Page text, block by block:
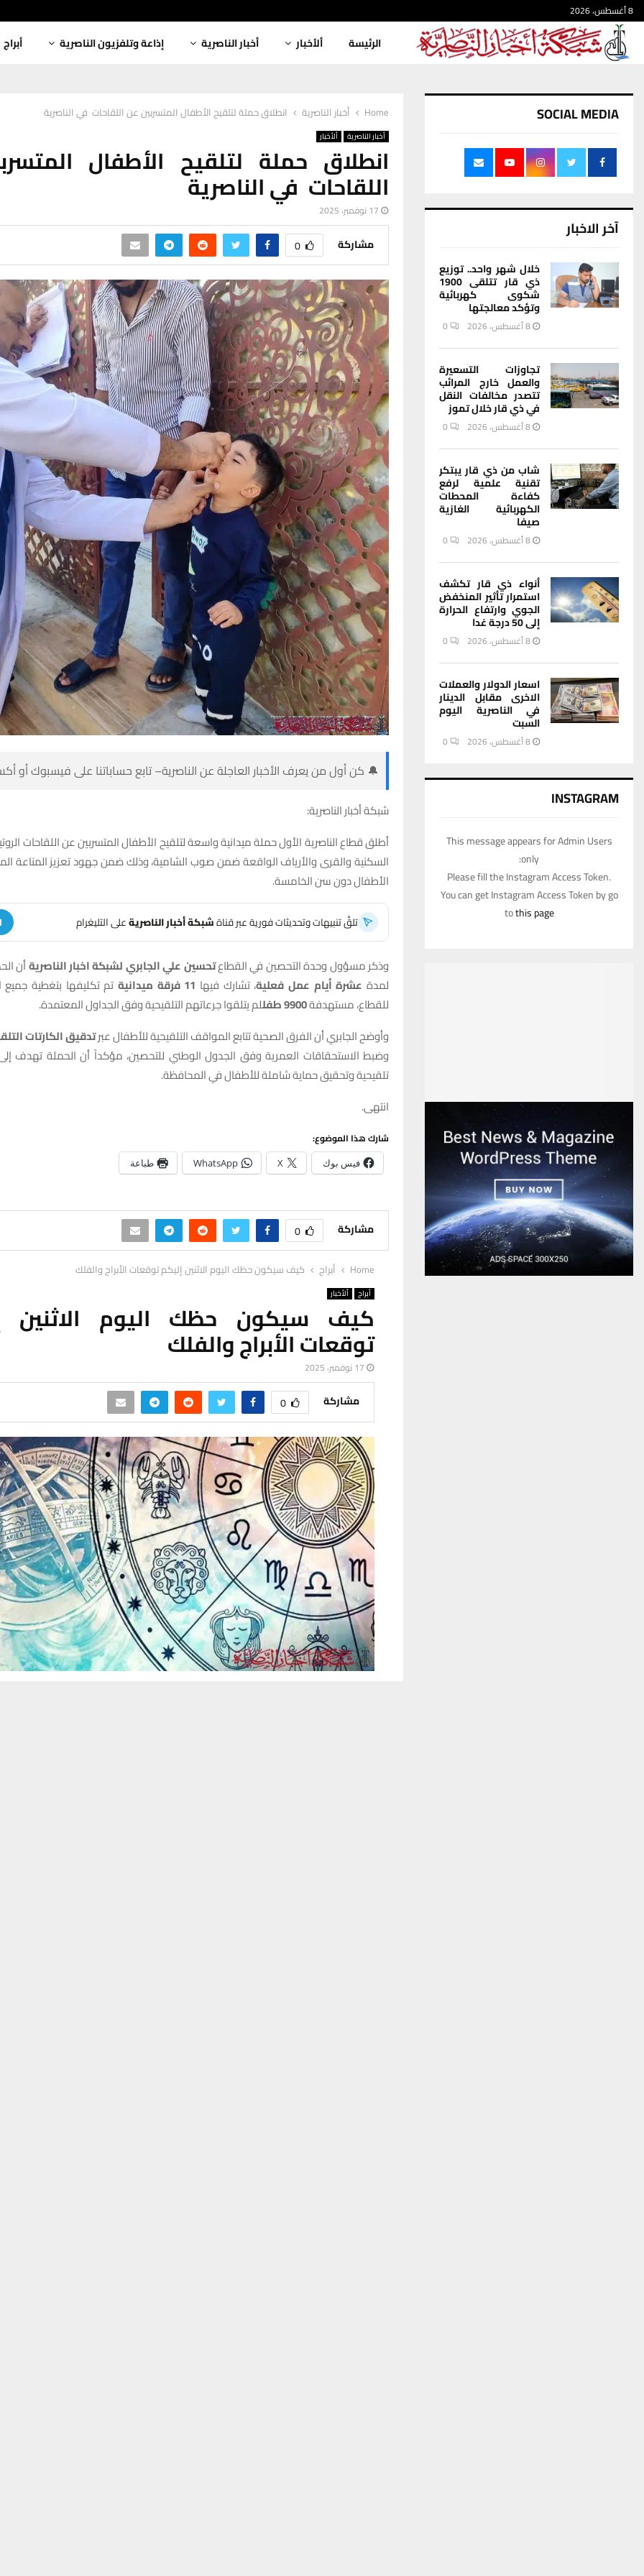
8 أغسطس، 2026
الرئيسة ألأخبار أخبار الناصرية إذاعة وتلفزيون الناصرية أبراج
Home أخبار الناصرية انطلاق حملة لتلقيح الأطفال المتسربين عن اللقاحات في الناصرية
أخبار الناصرية ألأخبار
انطلاق حملة لتلقيح الأطفال
اللقاحات في الناصرية
17 نوفمبر، 2025
مشاركة 0
🔔 كن أول من يعرف الأخبار العاجلة عن الناصرية– تابع حساباتنا على فيسبوك أو
شبكة أخبار الناصرية:
أطلق قطاع الناصرية الأول حملة ميدانية واسعة لتلقيح الأطفال المتسربين عن اللقاحات
السكنية والقرى والأرياف الواقعة ضمن صوب الشامية، وذلك ضمن جهود تعزيز المناعة
الأطفال دون سن الخامسة.
تلقَّ تنبيهات وتحديثات فورية عبر قناةشبكة أخبار الناصريةعلى التليغرام
وذكر مسؤول وحدة التحصين في القطاعتحسين علي الجابري لشبكة اخبار الناصريةأن
لمدة عشرة أيام عمل فعلية، تشارك فيها 11 فرقة ميدانية
تم تكليفها بتغطية جميع
للقطاع، مستهدفة9900 طفل
لم يتلقوا جرعاتهم التلقيحية وفق الجداول المعتمدة.
وأوضح الجابري أن الفرق الصحية تتابع المواقف التلقيحية للأطفال عبرتدقيق الكارتات
وضبط الاستحقاقات العمرية وفق الجدول الوطني للتحصين، مؤكداً أن الحملة تهدف
تلقيحية وتحقيق حماية شاملة للأطفال في المحافظة.
انتهى.
شارك هذا الموضوع:
فيس بوك X
WhatsApp طباعة
مشاركة 0
Home أبراج كيف سيكون حظك اليوم الاثنين إليكم توقعات الأبراج والفلك
أبراج ألأخبار
كيف سيكون حظك اليوم الاثنين
توقعات الأبراج والفلك
17 نوفمبر، 2025
مشاركة 0
SOCIAL MEDIA
آخر الاخبار
خلال شهر واحد.. توزيع
ذي قار تتلقى 1900
شكوى كهربائية
وتؤكد معالجتها
8 أغسطس، 2026 0
تجاوزات التسعيرة
والعمل خارج المرائب
تتصدر مخالفات النقل
في ذي قار خلال تموز
8 أغسطس، 2026 0
شاب من ذي قار يبتكر
تقنية علمية لرفع
كفاءة المحطات
الكهربائية الغازية
صيفا
8 أغسطس، 2026 0
أنواء ذي قار تكشف
استمرار تأثير المنخفض
الجوي وارتفاع الحرارة
إلى 50 درجة غدا
8 أغسطس، 2026 0
اسعار الدولار والعملات
الاخرى مقابل الدينار
في الناصرية اليوم
السبت
8 أغسطس، 2026 0
INSTAGRAM
This message appears for Admin Users
only:
Please fill the Instagram Access Token.
You can get Instagram Access Token by go
tothis page